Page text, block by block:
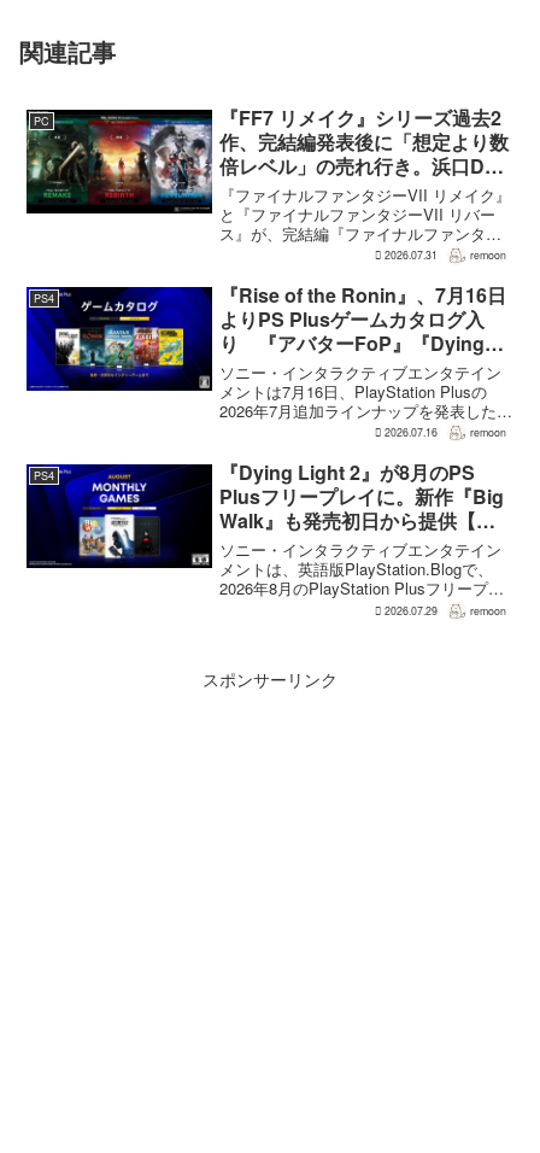
関連記事
PC
『FF7 リメイク』シリーズ過去2
作、完結編発表後に「想定より数
倍レベル」の売れ行き。浜口Dが
明かす
『ファイナルファンタジーVII リメイク』
と『ファイナルファンタジーVII リバー
ス』が、完結編『ファイナルファンタジ
ーVII リベレーション』の発表後、「我々
ると、シリーズディレクターの浜口直樹
氏がAU...
2026.07.31 remoon
PS4
『Rise of the Ronin』、7月16日
よりPS Plusゲームカタログ入
り 『アバターFoP』『Dying
Light』なども順次配信
ソニー・インタラクティブエンタテイン
メントは7月16日、PlayStation Plusの
2026年7月追加ラインナップを発表した。
幕末の日本を舞台とするTeam NINJAのオ
the Ron...
2026.07.16 remoon
PS4
『Dying Light 2』が8月のPS
Plusフリープレイに。新作『Big
Walk』も発売初日から提供【海
外発表】
ソニー・インタラクティブエンタテイン
メントは、英語版PlayStation.Blogで、
2026年8月のPlayStation Plusフリープレ
イとして『Dying Light 2 Stay Human:
2026.07.29 remoon
スポンサーリンク